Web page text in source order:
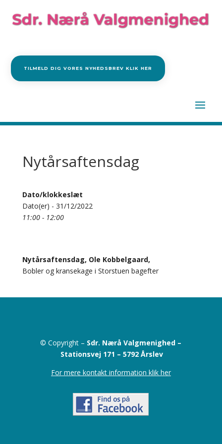
TILMELD DIG VORES NYHEDSBREV KLIK HER
Nytårsaftensdag
Dato/klokkeslæt
Dato(er) - 31/12/2022
11:00 - 12:00
Nytårsaftensdag, Ole Kobbelgaard,
Bobler og kransekage i Storstuen bagefter
© Copyright – Sdr. Nærå Valgmenighed –
Stationsvej 171 –5792 Årslev
For mere kontakt information klik her